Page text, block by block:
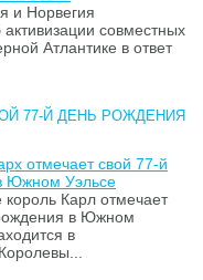
и Норвегия
совместных
Атлантике в ответ
77-Й ДЕНЬ РОЖДЕНИЯ
отмечает свой 77-й
Южном Уэльсе
Карл отмечает
в Южном
в